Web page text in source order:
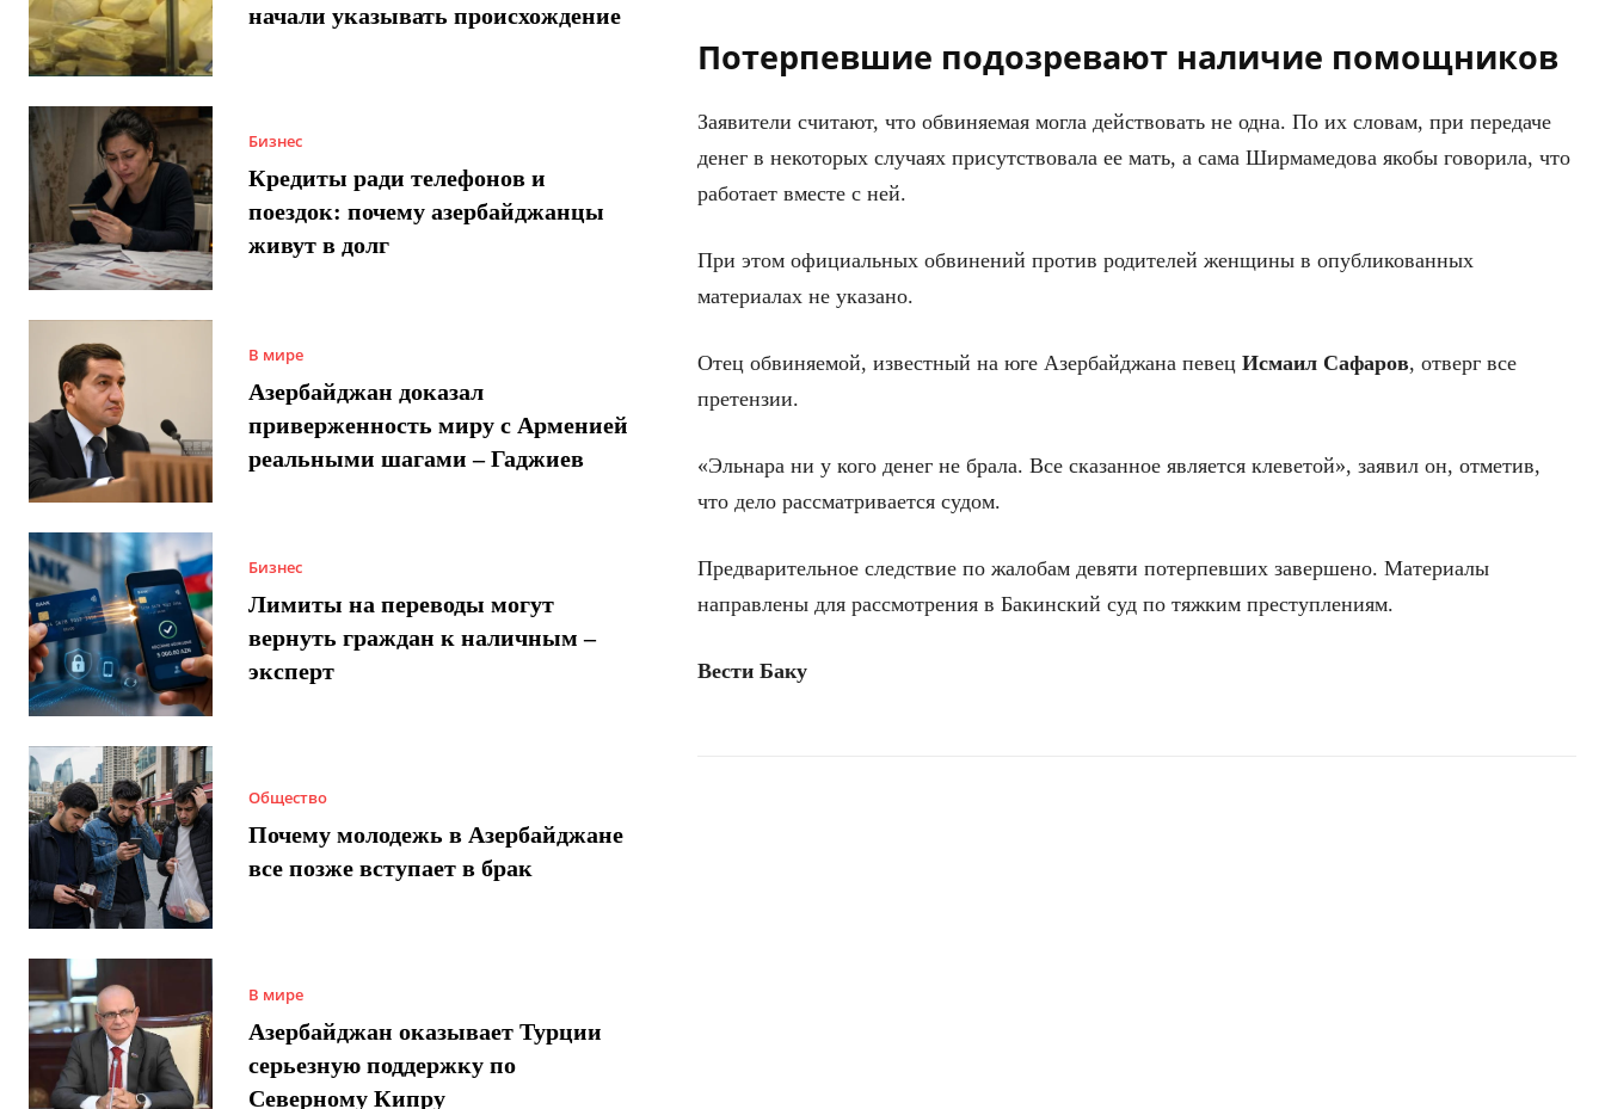
начали указывать происхождение
Бизнес
Кредиты ради телефонов и
поездок: почему азербайджанцы
живут в долг
В мире
Азербайджан доказал
приверженность миру с Арменией
реальными шагами – Гаджиев
Бизнес
Лимиты на переводы могут
вернуть граждан к наличным –
эксперт
Общество
Почему молодежь в Азербайджане
все позже вступает в брак
В мире
Азербайджан оказывает Турции
серьезную поддержку по
Северному Кипру
Потерпевшие подозревают наличие помощников
Заявители считают, что обвиняемая могла действовать не одна. По их словам, при передаче
денег в некоторых случаях присутствовала ее мать, а сама Ширмамедова якобы говорила, что
работает вместе с ней.
При этом официальных обвинений против родителей женщины в опубликованных
материалах не указано.
Отец обвиняемой, известный на юге Азербайджана певец Исмаил Сафаров, отверг все
претензии.
«Эльнара ни у кого денег не брала. Все сказанное является клеветой», заявил он, отметив,
что дело рассматривается судом.
Предварительное следствие по жалобам девяти потерпевших завершено. Материалы
направлены для рассмотрения в Бакинский суд по тяжким преступлениям.
Вести Баку